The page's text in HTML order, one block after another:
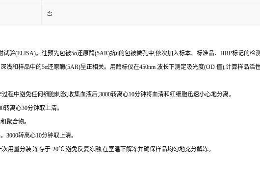
否
试验(ELISA)。往预先包被5α还原酶(5AR)抗ti的包被微孔中,依次加入标本、标准品、 HRP标记的检测
浅和样品中的5α还原酶(5AR)呈正相关。用酶标仪在450nm 波长下测定吸光度(OD 值),计算样品活性
程中避免任何细胞刺激,收集血液后,3000转离心10分钟将血清和红细胞迅速小心地分离。
转离心30分钟取上清。
聚合物。
3000转离心10分钟取上清。
用量分装,冻存于-20℃,避免反复冻融,在室温下解冻并确保样品均匀地充分解冻。